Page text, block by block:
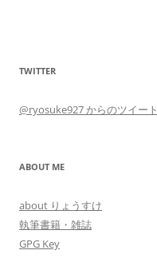
TWITTER
@ryosuke927 からのツイート
ABOUT ME
about りょうすけ
執筆書籍・雑誌
GPG Key